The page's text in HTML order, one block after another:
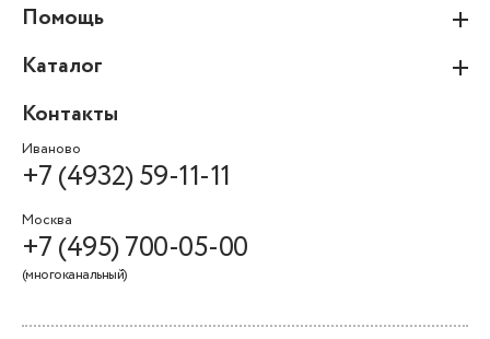
Помощь
Каталог
Контакты
Иваново
+7 (4932) 59-11-11
Москва
+7 (495) 700-05-00
(многоканальный)